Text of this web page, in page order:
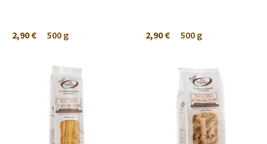
2,90 € 500 g 2,90 € 500 g